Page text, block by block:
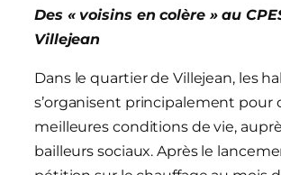
Des « voisins en colère » au
Villejean
Dans le quartier de Villejean, les
s’organisent principalement pour
meilleures conditions de vie,
bailleurs sociaux. Après le